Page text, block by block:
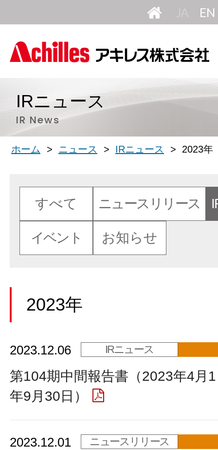
本
語
IRニュース
IR News
ホーム ニュース IRニュース 2023年
すべて ニュースリリース
イベント お知らせ
2023年
2023.12.06 IRニュース
第104期中間報告書（2023年4月
年9月30日）
2023.12.01 ニュースリリース